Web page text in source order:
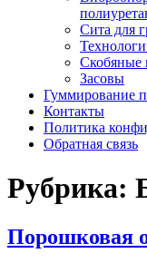
Сита для
Скобяные
Засовы
Гуммирование
Контакты
Политика
Обратная связь
Рубрика:
Порошковая